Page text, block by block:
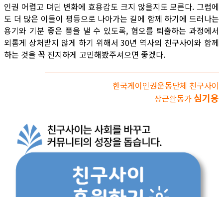
인권 어렵고 뎌딘 변화에 효용감도 크지 않을지도 모른다. 그럼에
도 더 많은 이들이 평등으로 나아가는 길에 함께 하기에 드러나는
용기와 기분 좋은 품을 낼 수 있도록, 혐오를 퇴출하는 과정에서
외롭게 상처받지 않게 하기 위해서 30년 역사의 친구사이와 함께
하는 것을 꼭 진지하게 고민해봤주셔으면 좋겠다.
한국게이인권운동단체 친구사이
상근활동가 심기용